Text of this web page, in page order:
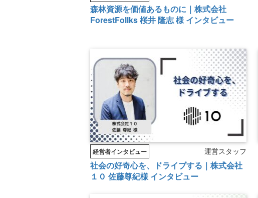
森林資源を価値あるものに｜株式会社
ForestFollks 桜井 隆志 様 インタビュー
経営者インタビュー 運営スタッフ
社会の好奇心を、ドライブする｜株式会社
１０ 佐藤尊紀様 インタビュー